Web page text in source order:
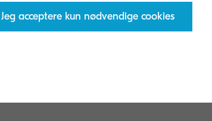
Black
Jeg acceptere kun nødvendige cookies